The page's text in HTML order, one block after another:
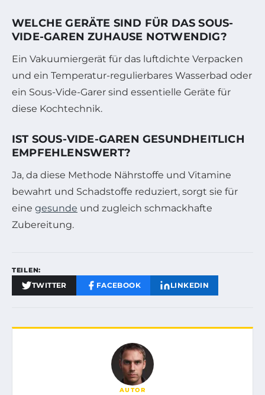
WELCHE GERÄTE SIND FÜR DAS SOUS-
VIDE-GAREN ZUHAUSE NOTWENDIG?
Ein Vakuumiergerät für das luftdichte Verpacken
und ein Temperatur-regulierbares Wasserbad oder
ein Sous-Vide-Garer sind essentielle Geräte für
diese Kochtechnik.
IST SOUS-VIDE-GAREN GESUNDHEITLICH
EMPFEHLENSWERT?
Ja, da diese Methode Nährstoffe und Vitamine
bewahrt und Schadstoffe reduziert, sorgt sie für
eine gesunde und zugleich schmackhafte
Zubereitung.
TEILEN:
TWITTER FACEBOOK LINKEDIN
AUTOR